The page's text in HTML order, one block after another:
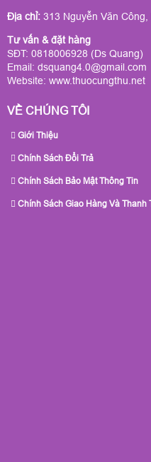
Địa chỉ: 313 Nguyễn Văn
Tư vấn & đặt hàng
SĐT: 0818006928 (Ds Quang)
Email: dsquang4.0@gmail.com
Website: www.thuocungthu.net
VỀ CHÚNG TÔI
Giới Thiệu
Chính Sách Đổi Trả
Chính Sách Bảo Mật Thông Tin
Chính Sách Giao Hàng Và Thanh